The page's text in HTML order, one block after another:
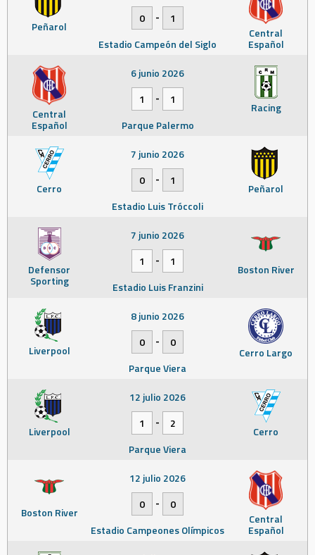
Peñarol Central
Español
0
-
1
Estadio Campeón del Siglo
Central
Español
Racing
6 junio 2026
1
-
1
Parque Palermo
Cerro Peñarol
7 junio 2026
0
-
1
Estadio Luis Tróccoli
Defensor
Sporting
Boston River
7 junio 2026
1
-
1
Estadio Luis Franzini
Liverpool Cerro Largo
8 junio 2026
0
-
0
Parque Viera
Liverpool Cerro
12 julio 2026
1
-
2
Parque Viera
Boston River Central
Español
12 julio 2026
0
-
0
Estadio Campeones Olímpicos